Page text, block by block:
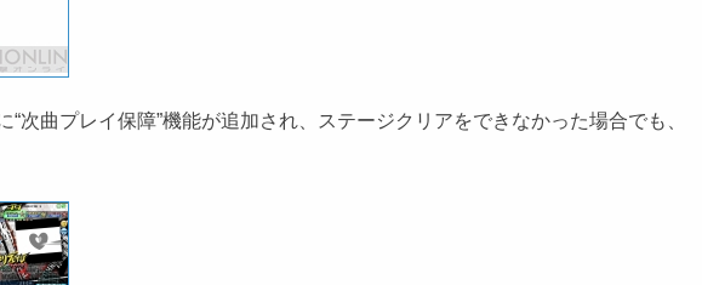
曲プレイ保障”機能が追加され、ステージクリアをできなかった場合でも、